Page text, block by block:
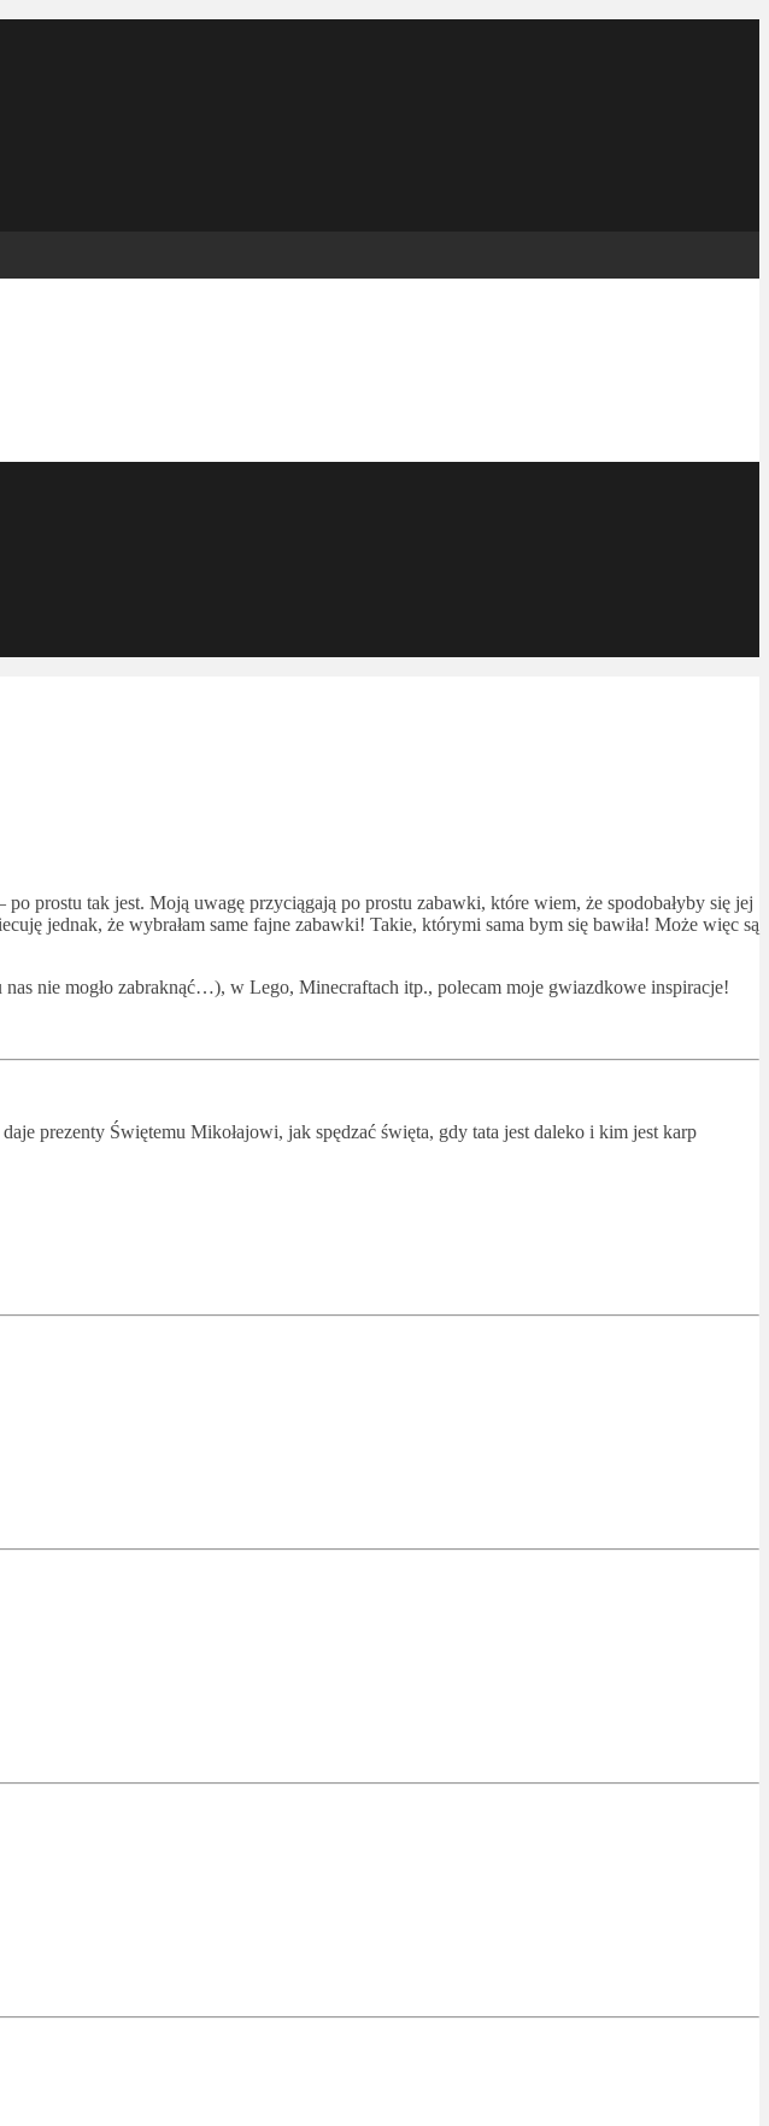
prostu tak jest. Moją uwagę przyciągają po prostu zabawki, które wiem, że spodobałyby się jej
jednak, że wybrałam same fajne zabawki! Takie, którymi sama bym się bawiła! Może więc są
nie mogło zabraknąć…), w Lego, Minecraftach itp., polecam moje gwiazdkowe inspiracje!
prezenty Świętemu Mikołajowi, jak spędzać święta, gdy tata jest daleko i kim jest karp